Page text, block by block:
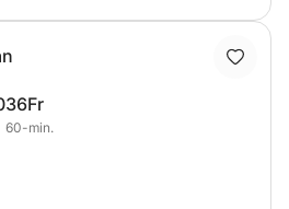
Les cours peuvent être
italien ou en français.
36Fr
60-min.